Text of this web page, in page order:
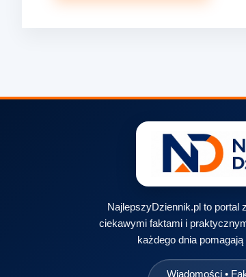
NajlepszyDziennik.pl to portal
ciekawymi faktami i
każdego dnia
Wiadomości •